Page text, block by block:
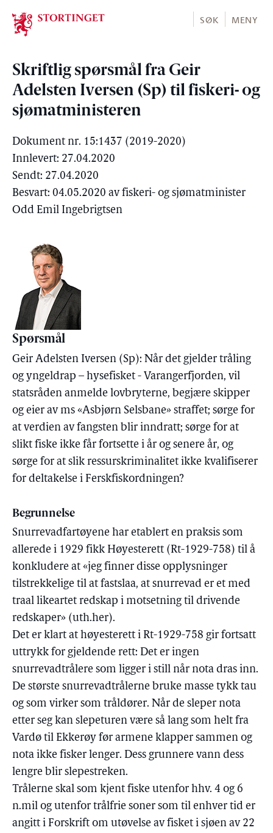
Stortinget.no
SØK MENY
Skriftlig spørsmål fra Geir
Adelsten Iversen (Sp) til fiskeri- og
sjømatministeren
Dokument nr. 15:1437 (2019-2020)
Innlevert: 27.04.2020
Sendt: 27.04.2020
Besvart: 04.05.2020 av fiskeri- og sjømatminister
Odd Emil Ingebrigtsen
Spørsmål
Geir Adelsten Iversen (Sp): Når det gjelder tråling
og yngeldrap – hysefisket - Varangerfjorden, vil
statsråden anmelde lovbryterne, begjære skipper
og eier av ms «Asbjørn Selsbane» straffet; sørge for
at verdien av fangsten blir inndratt; sørge for at
slikt fiske ikke får fortsette i år og senere år, og
sørge for at slik ressurskriminalitet ikke kvalifiserer
for deltakelse i Ferskfiskordningen?
Begrunnelse
Snurrevadfartøyene har etablert en praksis som
allerede i 1929 fikk Høyesterett (Rt-1929-758) til å
konkludere at «jeg finner disse opplysninger
tilstrekkelige til at fastslaa, at snurrevad er et med
traal likeartet redskap i motsetning til drivende
redskaper» (uth.her).
Det er klart at høyesterett i Rt-1929-758 gir fortsatt
uttrykk for gjeldende rett: Det er ingen
snurrevadtrålere som ligger i still når nota dras inn.
De største snurrevadtrålerne bruke masse tykk tau
og som virker som tråldører. Når de sleper nota
etter seg kan slepeturen være så lang som helt fra
Vardø til Ekkerøy før armene klapper sammen og
nota ikke fisker lenger. Dess grunnere vann dess
lengre blir slepestreken.
Trålerne skal som kjent fiske utenfor hhv. 4 og 6
n.mil og utenfor trålfrie soner som til enhver tid er
angitt i Forskrift om utøvelse av fisket i sjøen av 22